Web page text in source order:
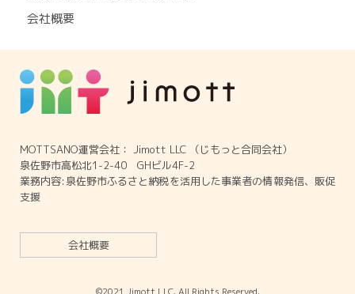
MOTTSANO運営会社： Jimott LLC （じもっと合同会社）
泉佐野市高松北1-2-40 GHビル4F-2
業務内容:泉佐野市ふるさと納税を活用した事業者の情報発信、販促
支援
会社概要
会社概要
©2021 Jimott LLC. All Rights Reserved.